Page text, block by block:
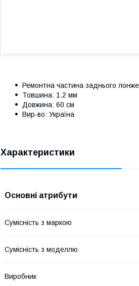
Ремонтна частина заднього
Товшина: 1.2 мм
Довжина: 60 см
Вир-во: Україна
Характеристики
Основні атрибути
Сумісність з маркою
Сумісність з моделлю
Виробник